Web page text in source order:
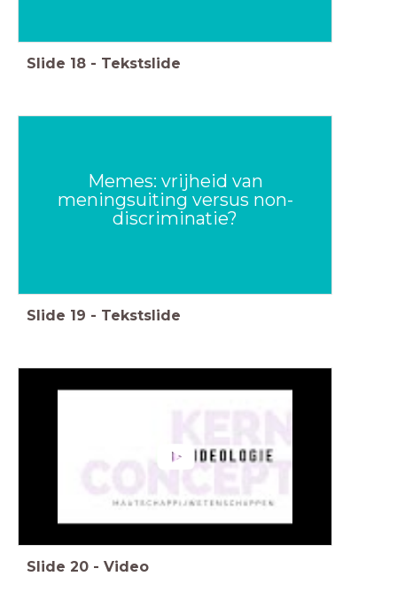
Slide 18 - Tekstslide
Memes: vrijheid van
meningsuiting versus non-
discriminatie?
Slide 19 - Tekstslide
Slide 20 - Video